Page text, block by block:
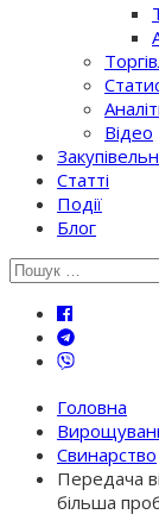
Відео
Статті
Події
Блог
Шукати:
Головна
Свинарство
Передача
більша